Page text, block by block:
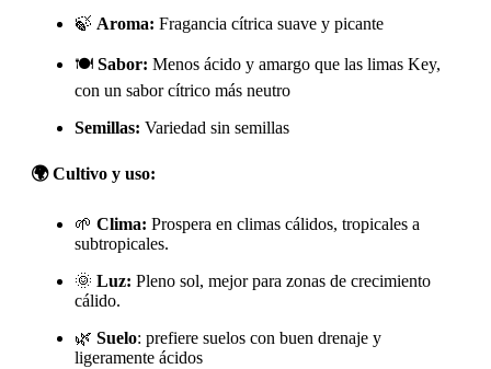
🍃 Aroma: Fragancia cítrica suave y picante
🍽️ Sabor: Menos ácido y amargo que las limas Key,
con un sabor cítrico más neutro
Semillas: Variedad sin semillas
🌍Cultivo y uso:
🌱 Clima: Prospera en climas cálidos, tropicales a
subtropicales.
🌞 Luz: Pleno sol, mejor para zonas de crecimiento
cálido.
🌿 Suelo: prefiere suelos con buen drenaje y
ligeramente ácidos